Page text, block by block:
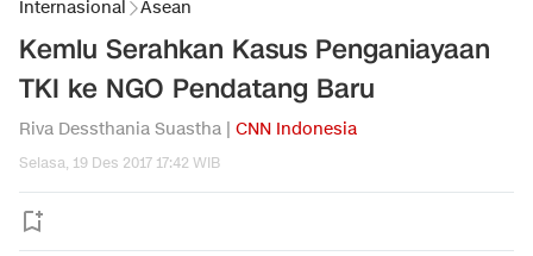
Internasional Asean
Kemlu Serahkan Kasus Penganiayaan
TKI ke NGO Pendatang Baru
Riva Dessthania Suastha | CNN Indonesia
Selasa, 19 Des 2017 17:42 WIB